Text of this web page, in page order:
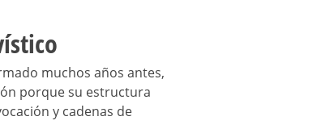
muchos años antes,
porque su estructura
y cadenas de